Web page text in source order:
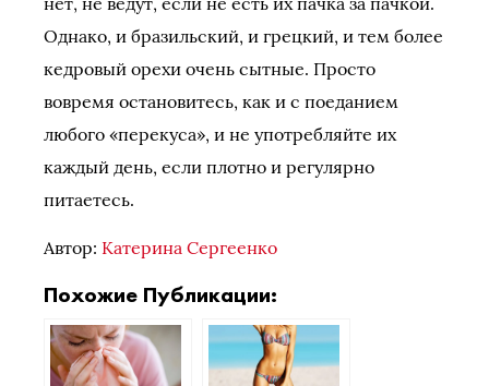
Однако, и бразильский, и грецкий, и тем более
кедровый орехи очень сытные. Просто
вовремя остановитесь, как и с поеданием
любого «перекуса», и не употребляйте их
каждый день, если плотно и регулярно
питаетесь.
Автор: Катерина Сергеенко
Похожие Публикации: